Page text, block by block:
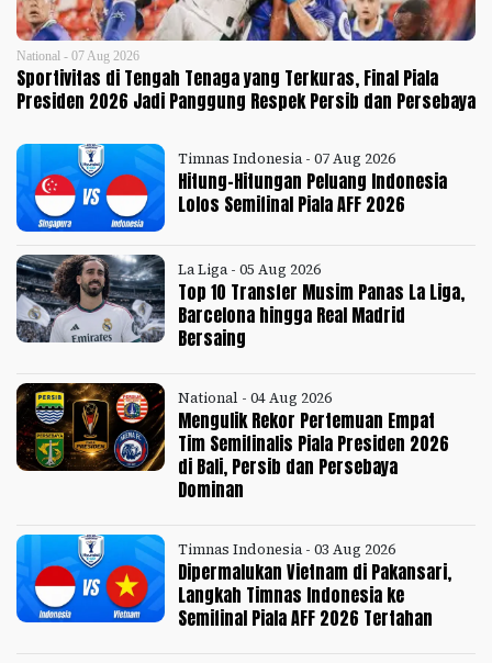
National - 07 Aug 2026
Sportivitas di Tengah Tenaga yang Terkuras, Final Piala
Presiden 2026 Jadi Panggung Respek Persib dan Persebaya
Timnas Indonesia - 07 Aug 2026
Hitung-Hitungan Peluang Indonesia
Lolos Semifinal Piala AFF 2026
La Liga - 05 Aug 2026
Top 10 Transfer Musim Panas La Liga,
Barcelona hingga Real Madrid
Bersaing
National - 04 Aug 2026
Mengulik Rekor Pertemuan Empat
Tim Semifinalis Piala Presiden 2026
di Bali, Persib dan Persebaya
Dominan
Timnas Indonesia - 03 Aug 2026
Dipermalukan Vietnam di Pakansari,
Langkah Timnas Indonesia ke
Semifinal Piala AFF 2026 Tertahan